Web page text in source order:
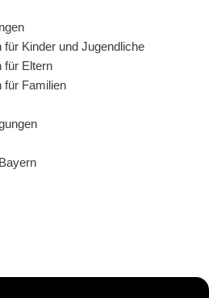
für Kinder und Jugendliche
für Eltern
für Familien